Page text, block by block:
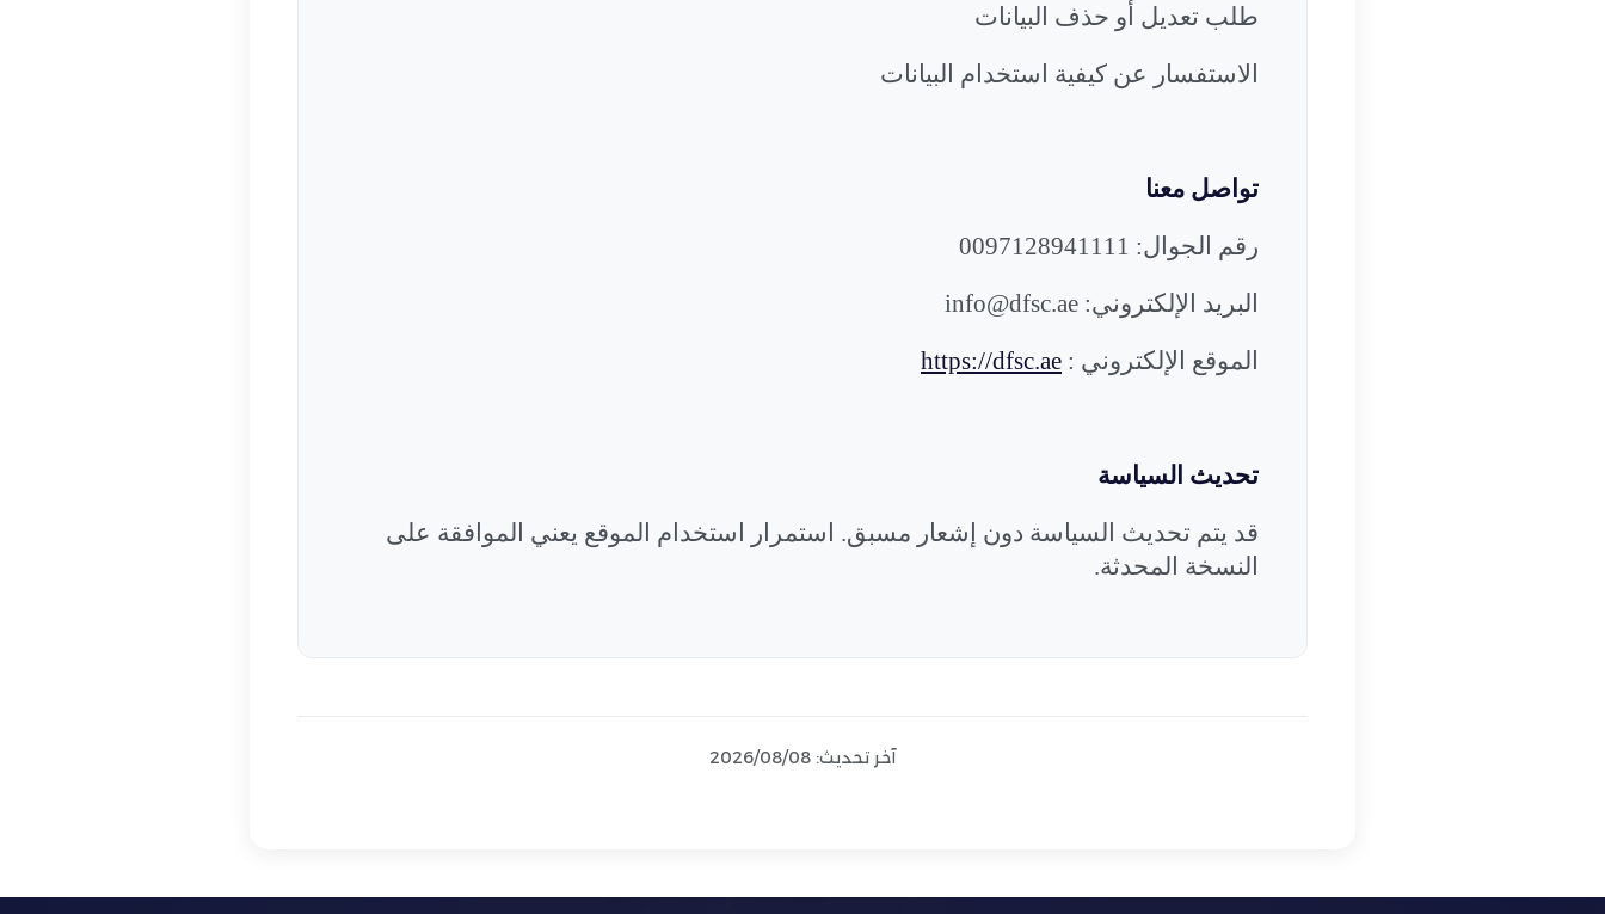
طلب تعديل أو حذف البيانات
الاستفسار عن كيفية استخدام البيانات
تواصل معنا
رقم الجوال: 0097128941111
البريد الإلكتروني: info@dfsc.ae
الموقع الإلكتروني :
https://dfsc.ae
تحديث السياسة
قد يتم تحديث السياسة دون إشعار مسبق. استمرار استخدام الموقع يعني الموافقة على
النسخة المحدثة.
آخر تحديث: 2026/08/08